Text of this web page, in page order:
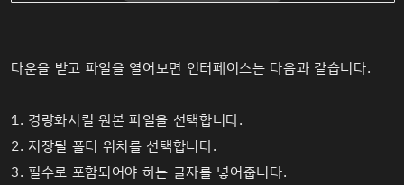
다운을 받고 파일을 열어보면 인터페이스는 다음과 같습니다.
1. 경량화시킬 원본 파일을 선택합니다.
2. 저장될 폴더 위치를 선택합니다.
3. 필수로 포함되어야 하는 글자를 넣어줍니다.